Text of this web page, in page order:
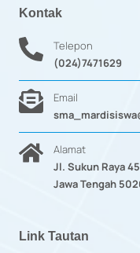
Kontak
Telepon
(024)7471629
Email
Alamat
Jl. Sukun Raya
Jawa Tengah
Link Tautan